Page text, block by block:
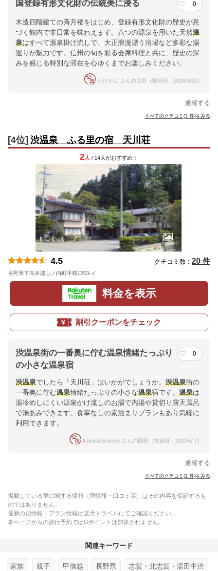
国登録有形文化財の伝統美に浸る 0
木造四階建ての斉月楼をはじめ、登録有形文化財の歴史が息
づく館内で非日常を味わえます。八つの源泉を用いた天然温
泉はすべて源泉掛け流しで、大正浪漫漂う浴場など多彩な湯
巡りが魅力です。信州の旬を彩る会席料理と共に、歴史の深
みを感じる特別な滞在を心ゆくまでお楽しみください。
たけやん さんの回答（投稿日：2026/3/20）
通報する
すべてのクチコミ(3 件)をみる
[4位] 渋温泉 ふる里の宿 天川荘
2 人 / 14人がおすすめ！
4.5 クチコミ数 : 20 件
長野県下高井郡山ノ内町平穏1263-イ
料金を表示
割引クーポンをチェック
渋温泉街の一番奥に佇む温泉情緒たっぷり
の小さな温泉宿
0
渋温泉でしたら「天川荘」はいかがでしょうか。 渋温泉街の
一番奥に佇む温泉情緒たっぷりの小さな温泉宿です。 温泉は
湯冷めしにくい源泉かけ流しのお湯で内湯や貸切り露天風呂
で湯あみできます。食事なしの素泊まりプランもあり気軽に
利用できます。
Natural Science さんの回答（投稿日：2023/5/ 7）
通報する
すべてのクチコミ(2 件)をみる
掲載している宿に関する情報（宿情報・口コミ等）はその内容を保証するも
のではありません。
最新の宿情報・プラン情報は楽天トラベルにてご確認ください。
本ページからの旅行予約ではGポイントは加算されません。
関連キーワード
家族 親子 甲信越 長野県 志賀・北志賀・湯田中渋